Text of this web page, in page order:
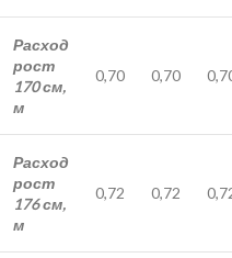
Расход
рост
170 см,
м
0,70 0,70
Расход
рост
176 см,
м
0,72 0,72